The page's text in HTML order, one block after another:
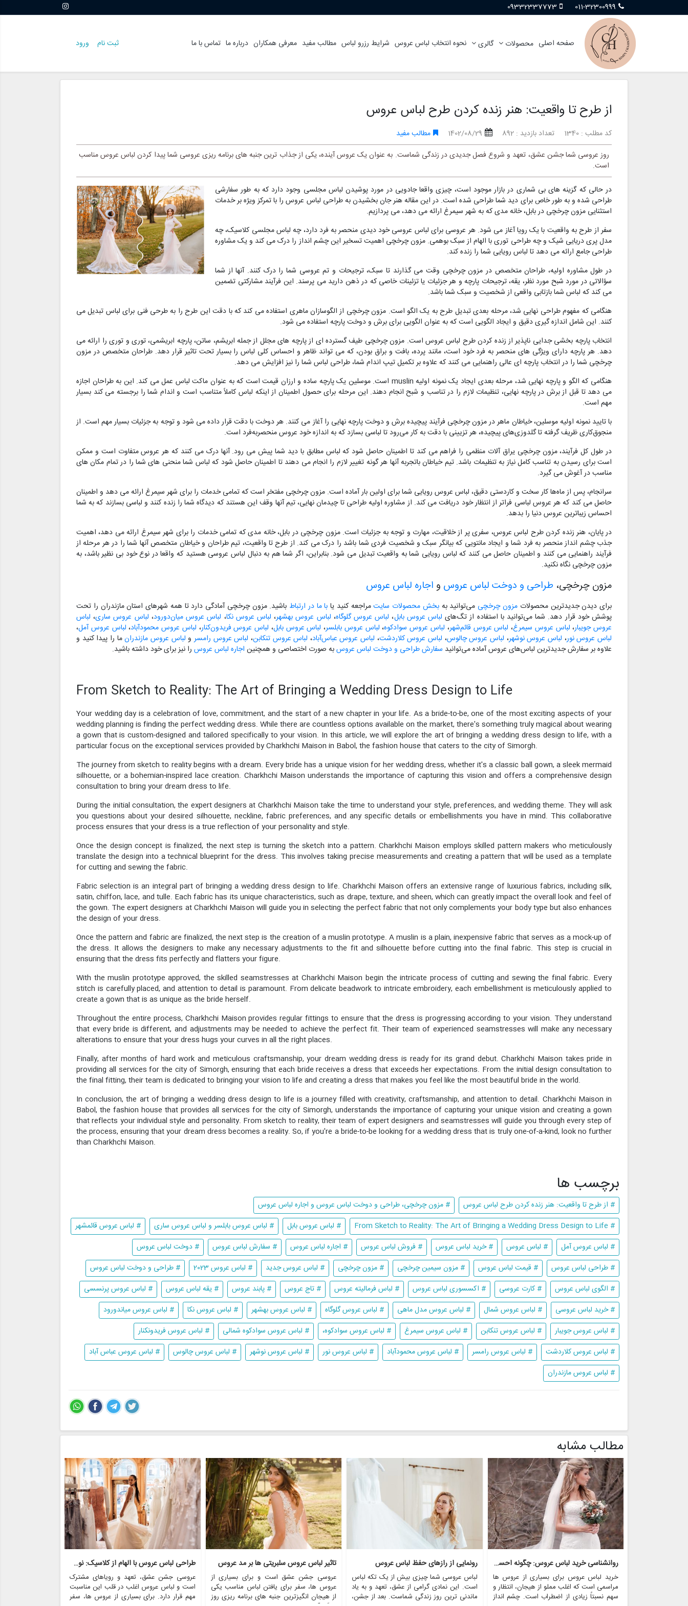
011-32300999
09332337773
ثبت نام ورود صفحه اصلی محصولات گالری نحوه انتخاب لباس عروس شرایط رزرو لباس مطالب مفید معرفی همکاران درباره ما تماس با ما
از طرح تا واقعیت: هنر زنده کردن طرح لباس عروس
کد مطلب : 1340 تعداد بازدید : 892 1402/08/29
مطالب مفید
روز عروسی شما جشن عشق، تعهد و شروع فصل جدیدی در زندگی شماست. به عنوان یک عروس آینده، یکی از جذاب ترین جنبه های برنامه ریزی عروسی شما پیدا کردن لباس عروس مناسب
است.
در حالی که گزینه های بی شماری در بازار موجود است، چیزی واقعا جادویی در مورد پوشیدن لباس مجلسی وجود دارد که به طور سفارشی
طراحی شده و به طور خاص برای دید شما طراحی شده است. در این مقاله هنر جان بخشیدن به طراحی لباس عروس را با تمرکز ویژه بر خدمات
استثنایی مزون چرخچی در بابل، خانه مدی که به شهر سیمرغ ارائه می دهد، می پردازیم.
سفر از طرح به واقعیت با یک رویا آغاز می شود. هر عروسی برای لباس عروسی خود دیدی منحصر به فرد دارد، چه لباس مجلسی کلاسیک، چه
مدل پری دریایی شیک و چه طراحی توری با الهام از سبک بوهمی. مزون چرخچی اهمیت تسخیر این چشم انداز را درک می کند و یک مشاوره
طراحی جامع ارائه می دهد تا لباس رویایی شما را زنده کند.
در طول مشاوره اولیه، طراحان متخصص در مزون چرخچی وقت می گذارند تا سبک، ترجیحات و تم عروسی شما را درک کنند. آنها از شما
سؤالاتی در مورد شبح مورد نظر، یقه، ترجیحات پارچه و هر جزئیات یا تزئینات خاصی که در ذهن دارید می پرسند. این فرآیند مشارکتی تضمین
می کند که لباس شما بازتابی واقعی از شخصیت و سبک شما باشد.
هنگامی که مفهوم طراحی نهایی شد، مرحله بعدی تبدیل طرح به یک الگو است. مزون چرخچی از الگوسازان ماهری استفاده می کند که با دقت این طرح را به طرحی فنی برای لباس تبدیل می
کنند. این شامل اندازه گیری دقیق و ایجاد الگویی است که به عنوان الگویی برای برش و دوخت پارچه استفاده می شود.
انتخاب پارچه بخشی جدایی ناپذیر از زنده کردن طرح لباس عروس است. مزون چرخچی طیف گسترده ای از پارچه های مجلل از جمله ابریشم، ساتن، پارچه ابریشمی، توری و توری را ارائه می
دهد. هر پارچه دارای ویژگی های منحصر به فرد خود است، مانند پرده، بافت و براق بودن، که می تواند ظاهر و احساس کلی لباس را بسیار تحت تاثیر قرار دهد. طراحان متخصص در مزون
چرخچی شما را در انتخاب پارچه ای عالی راهنمایی می کنند که علاوه بر تکمیل تیپ اندام شما، طراحی لباس شما را نیز افزایش می دهد.
هنگامی که الگو و پارچه نهایی شد، مرحله بعدی ایجاد یک نمونه اولیه muslin است. موسلین یک پارچه ساده و ارزان قیمت است که به عنوان ماکت لباس عمل می کند. این به طراحان اجازه
می دهد تا قبل از برش در پارچه نهایی، تنظیمات لازم را در تناسب و شبح انجام دهند. این مرحله برای حصول اطمینان از اینکه لباس کاملاً متناسب است و اندام شما را برجسته می کند بسیار
مهم است.
با تایید نمونه اولیه موسلین، خیاطان ماهر در مزون چرخچی فرآیند پیچیده برش و دوخت پارچه نهایی را آغاز می کنند. هر دوخت با دقت قرار داده می شود و توجه به جزئیات بسیار مهم است. از
منجوق‌کاری ظریف گرفته تا گلدوزی‌های پیچیده، هر تزیینی با دقت به کار می‌رود تا لباسی بسازد که به اندازه خود عروس منحصربه‌فرد است.
در طول کل فرآیند، مزون چرخچی یراق آلات منظمی را فراهم می کند تا اطمینان حاصل شود که لباس مطابق با دید شما پیش می رود. آنها درک می کنند که هر عروس متفاوت است و ممکن
است برای رسیدن به تناسب کامل نیاز به تنظیمات باشد. تیم خیاطان باتجربه آنها هر گونه تغییر لازم را انجام می دهند تا اطمینان حاصل شود که لباس شما منحنی های شما را در تمام مکان های
مناسب در آغوش می گیرد.
سرانجام، پس از ماه‌ها کار سخت و کاردستی دقیق، لباس عروس رویایی شما برای اولین بار آماده است. مزون چرخچی مفتخر است که تمامی خدمات را برای شهر سیمرغ ارائه می دهد و اطمینان
حاصل می کند که هر عروس لباسی فراتر از انتظار خود دریافت می کند. از مشاوره اولیه طراحی تا چیدمان نهایی، تیم آنها وقف این هستند که دیدگاه شما را زنده کنند و لباسی بسازند که به شما
احساس زیباترین عروس دنیا را بدهد.
در پایان، هنر زنده کردن طرح لباس عروس، سفری پر از خلاقیت، مهارت و توجه به جزئیات است. مزون چرخچی در بابل، خانه مدی که تمامی خدمات را برای شهر سیمرغ ارائه می دهد، اهمیت
جذب چشم انداز منحصر به فرد شما و ایجاد مانتویی که بیانگر سبک و شخصیت فردی شما باشد را درک می کند. از طرح تا واقعیت، تیم طراحان و خیاطان متخصص آنها شما را در هر مرحله از
فرآیند راهنمایی می کنند و اطمینان حاصل می کنند که لباس رویایی شما به واقعیت تبدیل می شود. بنابراین، اگر شما هم به دنبال لباس عروسی هستید که واقعا در نوع خود بی نظیر باشد، به
مزون چرخچی نگاه نکنید.
مزون چرخچی، طراحی و دوخت لباس عروس و اجاره لباس عروس
برای دیدن جدیدترین محصولات مزون چرخچی می‌توانید بهبخش محصولات سایتمراجعه کنید یا با ما در ارتباط باشید. مزون چرخچی آمادگی دارد تا همه شهرهای استان مازندران را تحت
پوشش خود قرار دهد. شما می‌توانید با استفاده از تگ‌های لباس عروس بابل، لباس عروس گلوگاه، لباس عروس بهشهر، لباس عروس نکا، لباس عروس میان‌دورود، لباس عروس ساری، لباس
عروس جویبار، لباس عروس سیمرغ، لباس عروس قائم‌شهر، لباس عروس سوادکوه، لباس عروس بابلسر، لباس عروس بابل، لباس عروس فریدون‌کنار، لباس عروس محمودآباد، لباس عروس آمل،
لباس عروس نور، لباس عروس نوشهر، لباس عروس چالوس، لباس عروس کلاردشت، لباس عروس عباس‌آباد، لباس عروس تنکابن، لباس عروس رامسرو لباس عروس مازندرانما را پیدا کنید و
علاوه بر سفارش جدیدترین لباس‌های عروس آماده می‌توانید سفارش طراحی و دوخت لباس عروسبه صورت اختصاصی و همچنین اجاره لباس عروس را نیز برای خود داشته باشید.
From Sketch to Reality: The Art of Bringing a Wedding Dress Design to Life
Your wedding day is a celebration of love, commitment, and the start of a new chapter in your life. As a bride-to-be, one of the most exciting aspects of your
wedding planning is finding the perfect wedding dress. While there are countless options available on the market, there's something truly magical about wearing
a gown that is custom-designed and tailored specifically to your vision. In this article, we will explore the art of bringing a wedding dress design to life, with a
particular focus on the exceptional services provided by Charkhchi Maison in Babol, the fashion house that caters to the city of Simorgh.
The journey from sketch to reality begins with a dream. Every bride has a unique vision for her wedding dress, whether it's a classic ball gown, a sleek mermaid
silhouette, or a bohemian-inspired lace creation. Charkhchi Maison understands the importance of capturing this vision and offers a comprehensive design
consultation to bring your dream dress to life.
During the initial consultation, the expert designers at Charkhchi Maison take the time to understand your style, preferences, and wedding theme. They will ask
you questions about your desired silhouette, neckline, fabric preferences, and any specific details or embellishments you have in mind. This collaborative
process ensures that your dress is a true reflection of your personality and style.
Once the design concept is finalized, the next step is turning the sketch into a pattern. Charkhchi Maison employs skilled pattern makers who meticulously
translate the design into a technical blueprint for the dress. This involves taking precise measurements and creating a pattern that will be used as a template
for cutting and sewing the fabric.
Fabric selection is an integral part of bringing a wedding dress design to life. Charkhchi Maison offers an extensive range of luxurious fabrics, including silk,
satin, chiffon, lace, and tulle. Each fabric has its unique characteristics, such as drape, texture, and sheen, which can greatly impact the overall look and feel of
the gown. The expert designers at Charkhchi Maison will guide you in selecting the perfect fabric that not only complements your body type but also enhances
the design of your dress.
Once the pattern and fabric are finalized, the next step is the creation of a muslin prototype. A muslin is a plain, inexpensive fabric that serves as a mock-up of
the dress. It allows the designers to make any necessary adjustments to the fit and silhouette before cutting into the final fabric. This step is crucial in
ensuring that the dress fits perfectly and flatters your figure.
With the muslin prototype approved, the skilled seamstresses at Charkhchi Maison begin the intricate process of cutting and sewing the final fabric. Every
stitch is carefully placed, and attention to detail is paramount. From delicate beadwork to intricate embroidery, each embellishment is meticulously applied to
create a gown that is as unique as the bride herself.
Throughout the entire process, Charkhchi Maison provides regular fittings to ensure that the dress is progressing according to your vision. They understand
that every bride is different, and adjustments may be needed to achieve the perfect fit. Their team of experienced seamstresses will make any necessary
alterations to ensure that your dress hugs your curves in all the right places.
Finally, after months of hard work and meticulous craftsmanship, your dream wedding dress is ready for its grand debut. Charkhchi Maison takes pride in
providing all services for the city of Simorgh, ensuring that each bride receives a dress that exceeds her expectations. From the initial design consultation to
the final fitting, their team is dedicated to bringing your vision to life and creating a dress that makes you feel like the most beautiful bride in the world.
In conclusion, the art of bringing a wedding dress design to life is a journey filled with creativity, craftsmanship, and attention to detail. Charkhchi Maison in
Babol, the fashion house that provides all services for the city of Simorgh, understands the importance of capturing your unique vision and creating a gown
that reflects your individual style and personality. From sketch to reality, their team of expert designers and seamstresses will guide you through every step of
the process, ensuring that your dream dress becomes a reality. So, if you're a bride-to-be looking for a wedding dress that is truly one-of-a-kind, look no further
than Charkhchi Maison.
برچسب ها
# از طرح تا واقعیت: هنر زنده کردن طرح لباس عروس
# مزون چرخچی، طراحی و دوخت لباس عروس و اجاره لباس عروس
# From Sketch to Reality: The Art of Bringing a Wedding Dress Design to Life
# لباس عروس بابل # لباس عروس بابلسر و لباس عروس ساری
# لباس عروس قائمشهر
# لباس عروس آمل
# لباس عروس # خرید لباس عروس # فروش لباس عروس # اجاره لباس عروس # سفارش لباس عروس
# دوخت لباس عروس
# طراحی لباس عروس
# قیمت لباس عروس # مزون سیمین چرخچی # مزون چرخچی # لباس عروس جدید # لباس عروس 2023
# طراحی و دوخت لباس عروس
# الگوی لباس عروس
# کارت عروسی # اکسسوری لباس عروس # لباس فرمالیته عروس # تاج عروس # پابند عروس # یقه لباس عروس
# لباس عروس پرنسسی
# خرید لباس عروسی
# لباس عروس شمال # لباس عروس مدل ماهی # لباس عروس گلوگاه # لباس عروس بهشهر # لباس عروس نکا
# لباس عروس میاندورود
# لباس عروس جویبار
# لباس عروس تنکابن # لباس عروس سیمرغ # لباس عروس سوادکوه، # لباس عروس سوادکوه شمالی
# لباس عروس فریدونکنار
# لباس عروس کلاردشت
# لباس عروس رامسر # لباس عروس محمودآباد # لباس عروس نور # لباس عروس نوشهر # لباس عروس چالوس
# لباس عروس عباس آباد
# لباس عروس مازندران
مطالب مشابه
روانشناسی خرید لباس عروس: چگونه احساسات بر تصمیم گیری تأثیر می گذارد
خرید لباس عروس برای بسیاری از عروس ها
مراسمی است که اغلب مملو از هیجان، انتظار و
سهم نسبتاً زیادی از اضطراب است. چشم انداز
رونمایی از رازهای حفظ لباس عروس
لباس عروسی شما چیزی بیش از یک تکه لباس
است. این نمادی گرامی از عشق، تعهد و به یاد
ماندنی ترین روز زندگی شماست. بعد از جشن،
تاثیر لباس عروس سلبریتی ها بر مد عروس
عروسی جشن عشق است و برای بسیاری از
عروس ها، سفر برای یافتن لباس مناسب یکی
از هیجان انگیزترین جنبه های برنامه ریزی روز
طراحی لباس عروس با الهام از کلاسیک: نوستالژی با مدرنیته روبرو می شود
عروسی جشن عشق، تعهد و رویاهای مشترک
است و لباس عروس اغلب در قلب این مناسبت
مهم قرار دارد. برای بسیاری از عروس ها، سفر